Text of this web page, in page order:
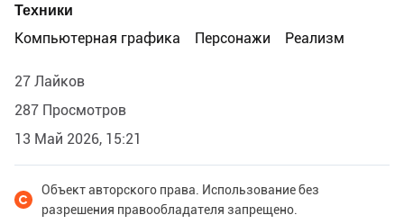
Техники
Компьютерная графика
Персонажи Реализм
27 Лайков
287 Просмотров
13 Май 2026, 15:21
Объект авторского права. Использование без
разрешения правообладателя запрещено.